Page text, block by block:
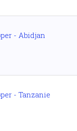
- Abidjan
- Tanzanie